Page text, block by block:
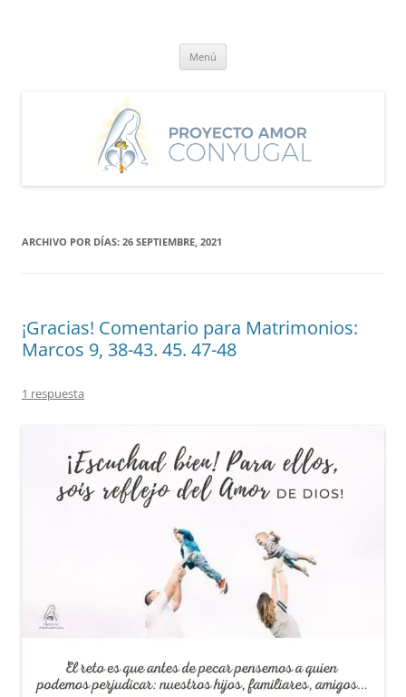
Menú
ARCHIVO POR DÍAS: 26 SEPTIEMBRE, 2021
¡Gracias! Comentario para Matrimonios:
Marcos 9, 38-43. 45. 47-48
1 respuesta